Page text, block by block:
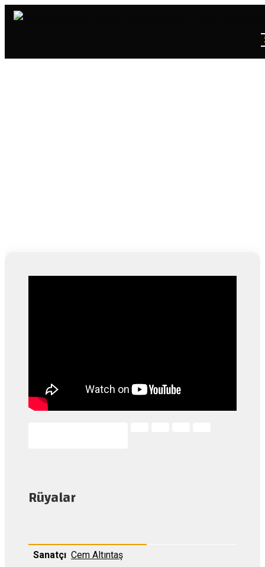
Rüyalar
Sanatçı Cem Altıntaş